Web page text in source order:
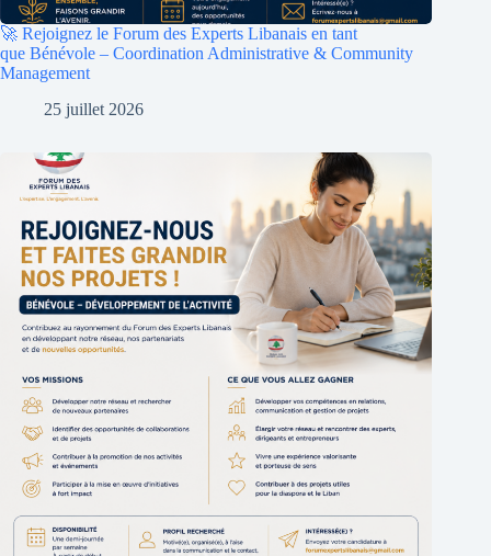
🚀 Rejoignez le Forum des Experts Libanais en tant
que Bénévole – Coordination Administrative & Community
Management
25 juillet 2026